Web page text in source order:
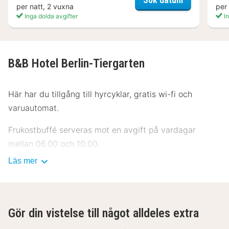
per natt, 2 vuxna
Inga dolda avgifter
per
B&B Hotel Berlin-Tiergarten
Här har du tillgång till hyrcyklar, gratis wi-fi och
varuautomat.
Frukostbuffé serveras mot en avgift på vardagar
mellan 06.00 och 10.00.
Gäster har tillgång till bland annat hiss och
Känn dig som hemma i ett av de 186
Läs mer
Gör din vistelse till något alldeles extra